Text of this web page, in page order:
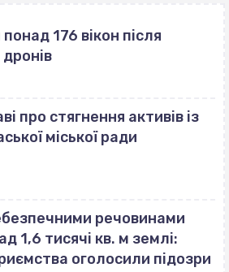
176 вікон після
про стягнення активів із
міської ради
речовинами
1,6 тисячі кв. м землі:
оголосили підозри